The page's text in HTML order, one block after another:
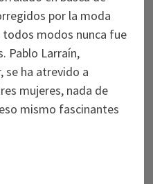
por la moda
modos nunca fue
Pablo Larraín,
se ha atrevido a
mujeres, nada de
mismo fascinantes